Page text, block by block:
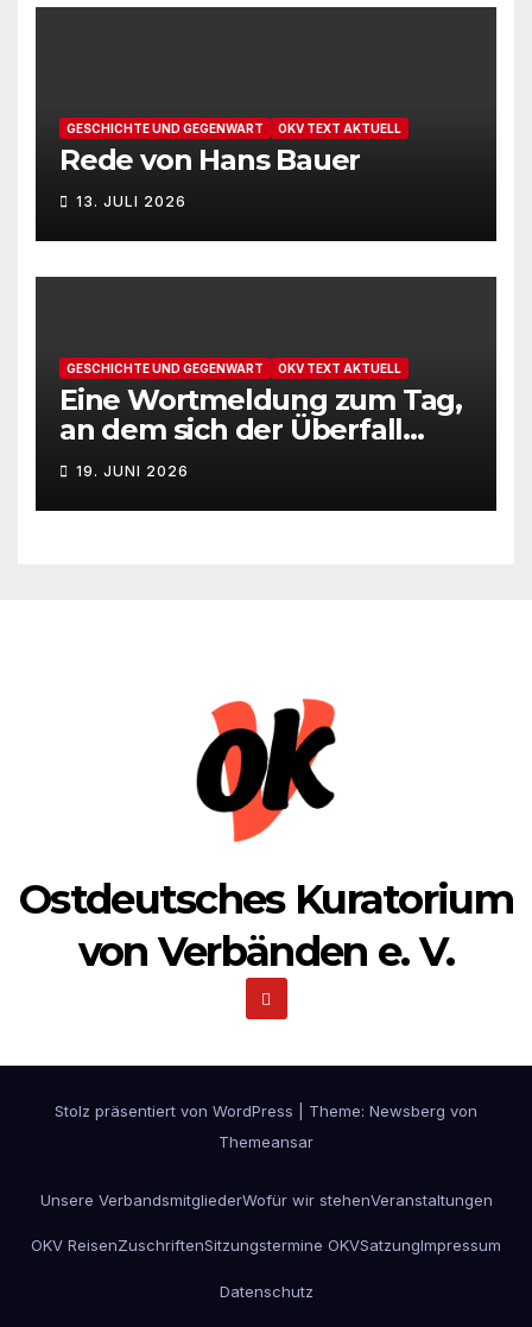
GESCHICHTE UND GEGENWART OKV TEXT AKTUELL
Rede von Hans Bauer
13. JULI 2026
GESCHICHTE UND GEGENWART OKV TEXT AKTUELL
Eine Wortmeldung zum Tag,
an dem sich der Überfall
Deutschlands auf die UdSSR
1941 zum 85. Male jährt
19. JUNI 2026
Ostdeutsches Kuratorium
von Verbänden e. V.
Stolz präsentiert von WordPress Theme: Newsberg von
Themeansar
Unsere VerbandsmitgliederWofür wir stehenVeranstaltungen
OKV ReisenZuschriftenSitzungstermine OKVSatzungImpressum
Datenschutz